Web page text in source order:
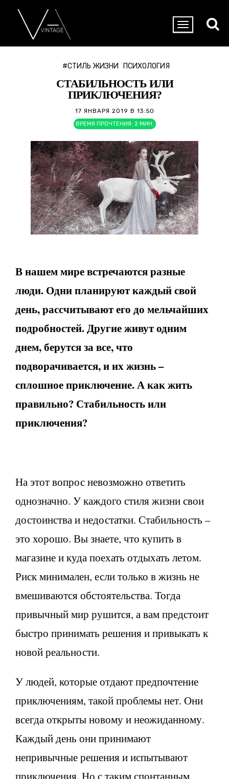
#СТИЛЬ ЖИЗНИ ПСИХОЛОГИЯ
СТАБИЛЬНОСТЬ ИЛИ
ПРИКЛЮЧЕНИЯ?
17 ЯНВАРЯ 2019 В 13:50
ВРЕМЯ ПРОЧТЕНИЯ: 2 МИН.
В нашем мире встречаются разные
люди. Одни планируют каждый свой
день, рассчитывают его до мельчайших
подробностей. Другие живут одним
днем, берутся за все, что
подворачивается, и их жизнь –
сплошное приключение. А как жить
правильно? Стабильность или
приключения?
На этот вопрос невозможно ответить
однозначно. У каждого стиля жизни свои
достоинства и недостатки. Стабильность –
это хорошо. Вы знаете, что купить в
магазине и куда поехать отдыхать летом.
Риск минимален, если только в жизнь не
вмешиваются обстоятельства. Тогда
привычный мир рушится, а вам предстоит
быстро принимать решения и привыкать к
новой реальности.
У людей, которые отдают предпочтение
приключениям, такой проблемы нет. Они
всегда открыты новому и неожиданному.
Каждый день они принимают
непривычные решения и испытывают
приключения. Но с таким спонтанным